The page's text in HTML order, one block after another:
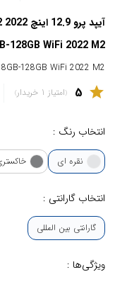
128GB WiFi 2022 M2
128GB WiFi 2022 M2
star
5 امتیاز 1 خریدار
انتخاب رنگ :
نقره ای
انتخاب گارانتی :
گارانتی بین المللی
ویژگی‌ها :